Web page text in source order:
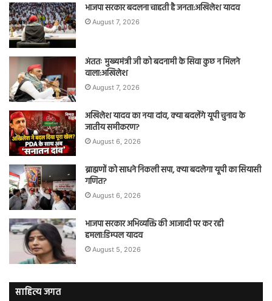
भाजपा सरकार बदलना चाहती है जनता:अखिलेश यादव
August 7, 2026
अंततः मुख्यमंत्री जी को बदनामी के सिवा कुछ न मिलने
वाला:अखिलेश
August 7, 2026
अखिलेश यादव का नया दांव, क्या बदलेंगे यूपी चुनाव के
जातीय समीकरण?
August 6, 2026
ब्राह्मणों को साधने निकली सपा, क्या बदलेगा यूपी का सियासी
गणित?
August 6, 2026
भाजपा सरकार अभिव्यक्ति की आजादी पर कर रही
हमला:डिम्पल यादव
August 5, 2026
साहित्य जगत